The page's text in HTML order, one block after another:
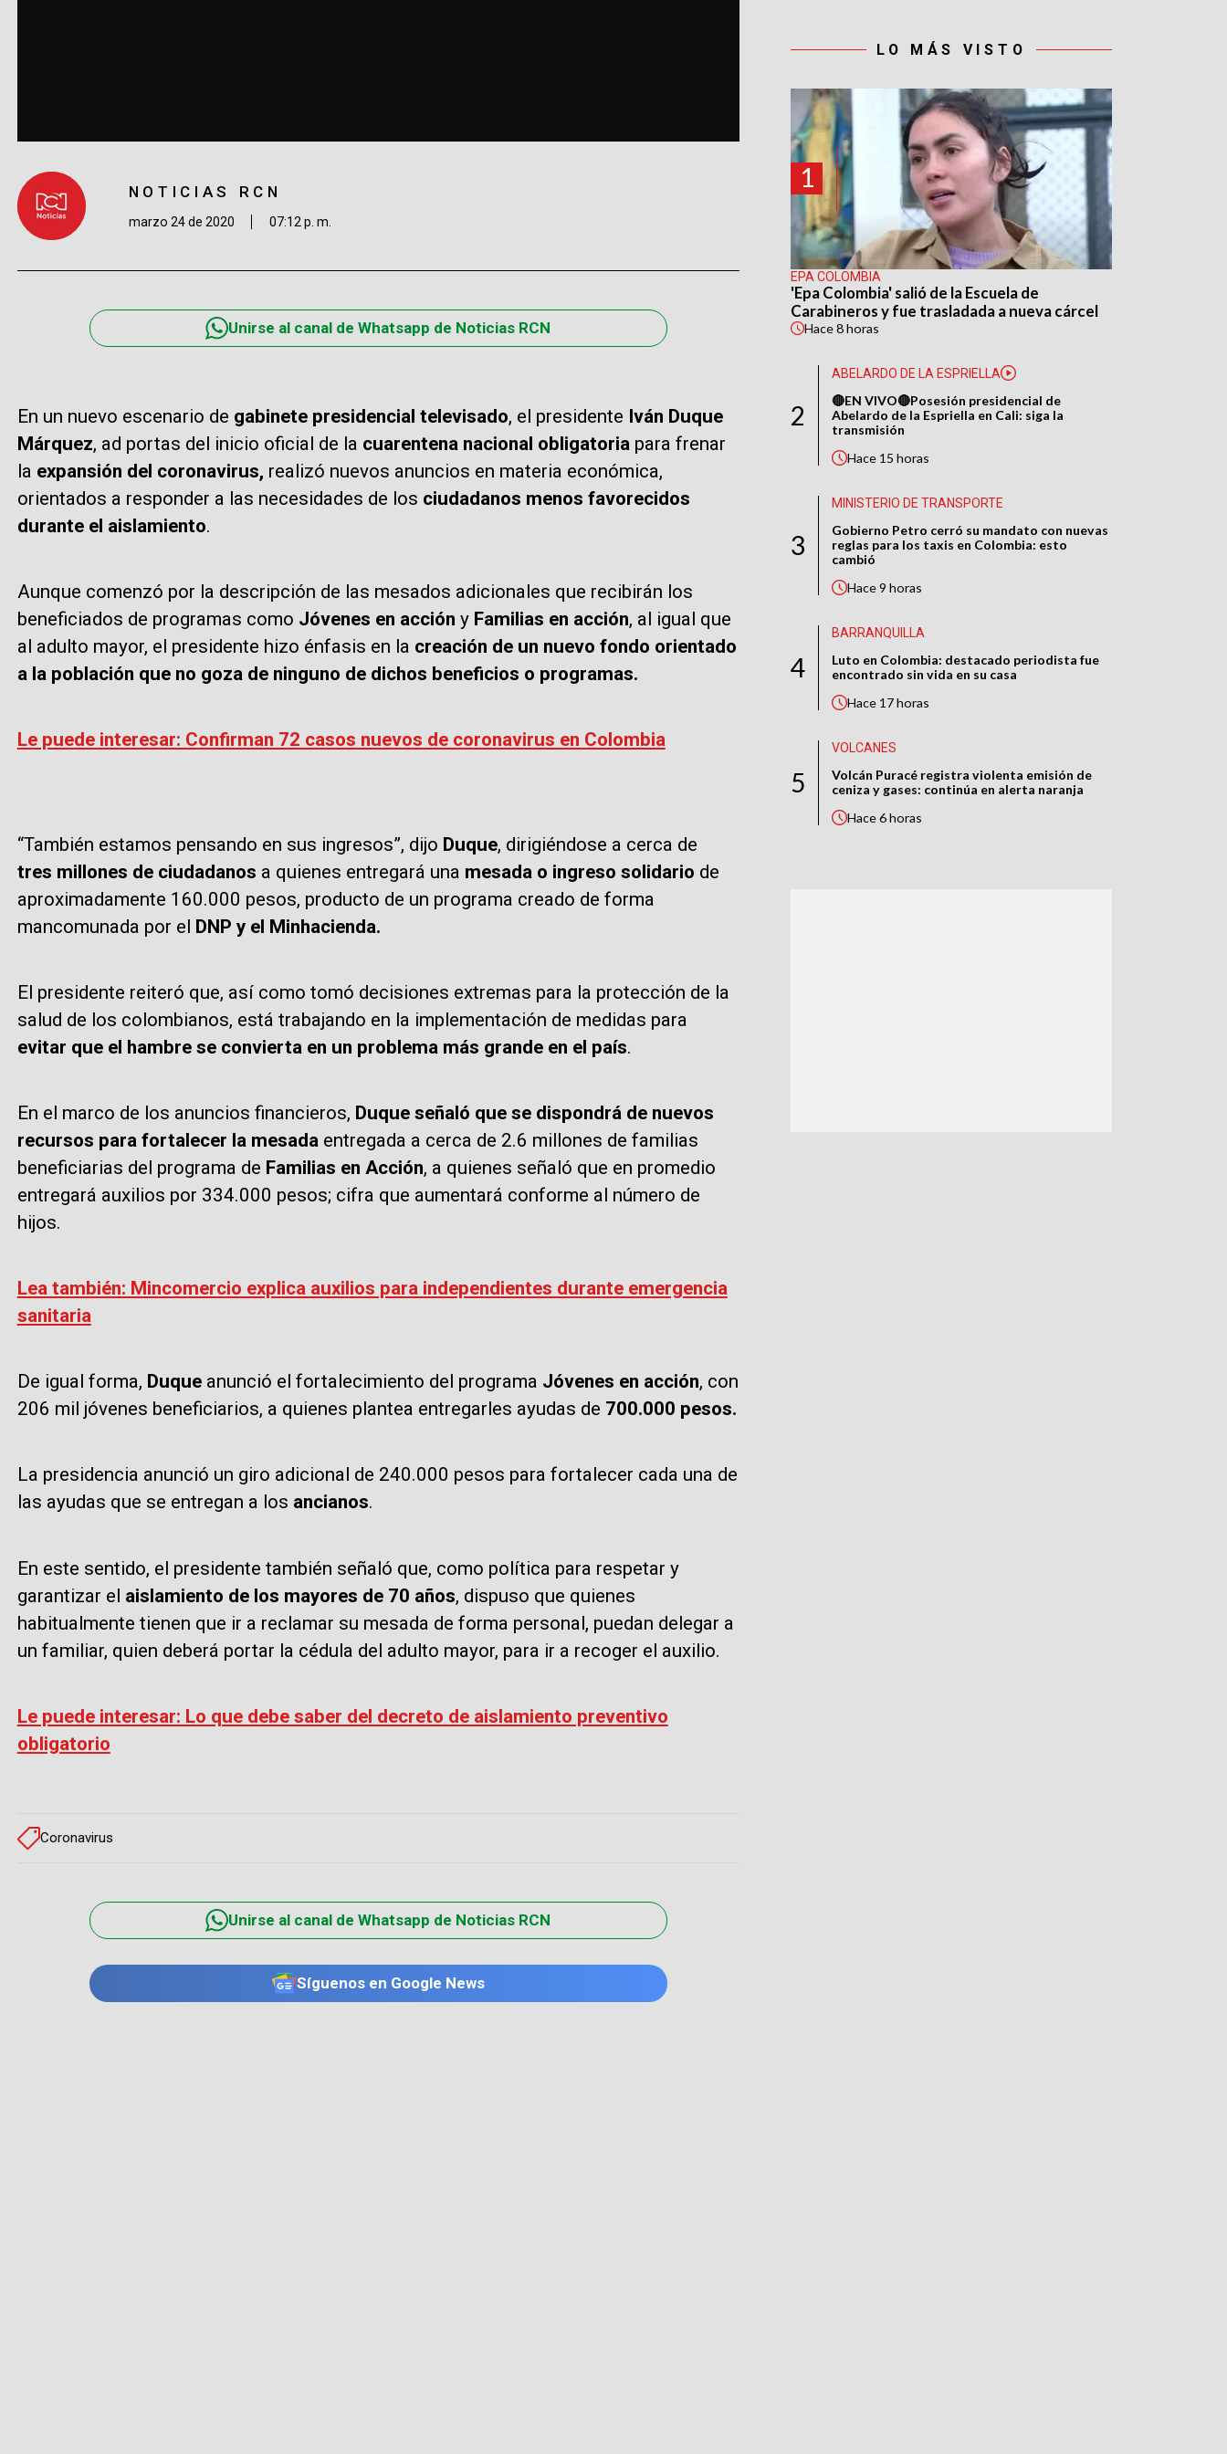
NOTICIAS RCN
marzo 24 de 2020 07:12 p. m.
Unirse al canal de Whatsapp de Noticias RCN
En un nuevo escenario de gabinete presidencial televisado, el presidente Iván Duque
Márquez, ad portas del inicio oficial de la cuarentena nacional obligatoria para frenar
la expansión del coronavirus, realizó nuevos anuncios en materia económica,
orientados a responder a las necesidades de los ciudadanos menos favorecidos
durante el aislamiento.
Aunque comenzó por la descripción de las mesados adicionales que recibirán los
beneficiados de programas como Jóvenes en acción y Familias en acción, al igual que
al adulto mayor, el presidente hizo énfasis en la creación de un nuevo fondo orientado
a la población que no goza de ninguno de dichos beneficios o programas.
Le puede interesar: Confirman 72 casos nuevos de coronavirus en Colombia
“También estamos pensando en sus ingresos”, dijo Duque, dirigiéndose a cerca de
tres millones de ciudadanos a quienes entregará una mesada o ingreso solidario de
aproximadamente 160.000 pesos, producto de un programa creado de forma
mancomunada por el DNP y el Minhacienda.
El presidente reiteró que, así como tomó decisiones extremas para la protección de la
salud de los colombianos, está trabajando en la implementación de medidas para
evitar que el hambre se convierta en un problema más grande en el país.
En el marco de los anuncios financieros, Duque señaló que se dispondrá de nuevos
recursos para fortalecer la mesada entregada a cerca de 2.6 millones de familias
beneficiarias del programa de Familias en Acción, a quienes señaló que en promedio
entregará auxilios por 334.000 pesos; cifra que aumentará conforme al número de
hijos.
Lea también: Mincomercio explica auxilios para independientes durante emergencia
sanitaria
De igual forma, Duque anunció el fortalecimiento del programa Jóvenes en acción, con
206 mil jóvenes beneficiarios, a quienes plantea entregarles ayudas de 700.000 pesos.
La presidencia anunció un giro adicional de 240.000 pesos para fortalecer cada una de
las ayudas que se entregan a los ancianos.
En este sentido, el presidente también señaló que, como política para respetar y
garantizar el aislamiento de los mayores de 70 años, dispuso que quienes
habitualmente tienen que ir a reclamar su mesada de forma personal, puedan delegar a
un familiar, quien deberá portar la cédula del adulto mayor, para ir a recoger el auxilio.
Le puede interesar: Lo que debe saber del decreto de aislamiento preventivo
obligatorio
Coronavirus
Unirse al canal de Whatsapp de Noticias RCN
Síguenos en Google News
LO MÁS VISTO
1
EPA COLOMBIA
'Epa Colombia' salió de la Escuela de
Carabineros y fue trasladada a nueva cárcel
Hace8 horas
2
ABELARDO DE LA ESPRIELLA
🔴EN VIVO🔴Posesión presidencial de
Abelardo de la Espriella en Cali: siga la
transmisión
Hace 15 horas
3
MINISTERIO DE TRANSPORTE
Gobierno Petro cerró su mandato con nuevas
reglas para los taxis en Colombia: esto
cambió
Hace9 horas
4
BARRANQUILLA
Luto en Colombia: destacado periodista fue
encontrado sin vida en su casa
Hace 17 horas
5
VOLCANES
Volcán Puracé registra violenta emisión de
ceniza y gases: continúa en alerta naranja
Hace6 horas